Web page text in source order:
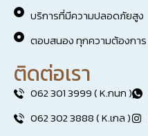
บริการที่มีความปลอดภัยสูง
ตอบสนอง ทุกความต้องการ
ติดต่อเรา
062 301 3999 ( K.กนก )
062 302 3888 ( K.เกล )